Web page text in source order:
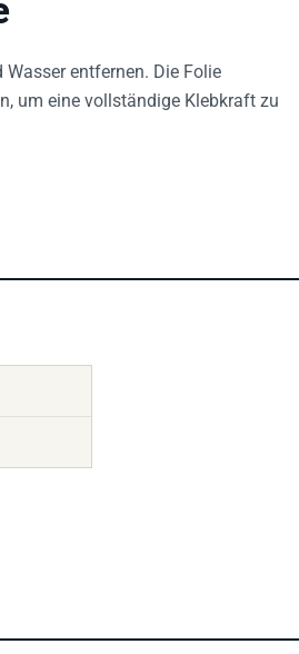
entfernen. Die Folie
um eine vollständige Klebkraft zu